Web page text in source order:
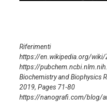
Riferimenti
https://en.wikipedia.org/wiki/
https://
Biochemistry and Biophysics
2019, Pages 71-80
https://nanografi.com/blog/